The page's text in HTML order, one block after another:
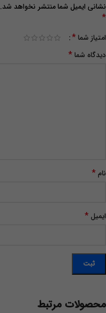
نشانی ایمیل شما منتشر نخواهد شد.
*
امتیاز شما*
دیدگاه شما*
نام*
ایمیل*
محصولات مرتبط